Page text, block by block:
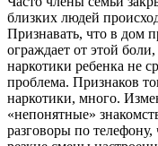
близких людей
Признавать, что в дом
ограждает от этой
наркотики ребенка не
проблема. Признаков
наркотики, много.
«непонятные»
разговоры по